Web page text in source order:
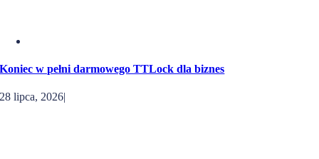
Koniec w pełni darmowego TTLock dla biznes
28 lipca, 2026|